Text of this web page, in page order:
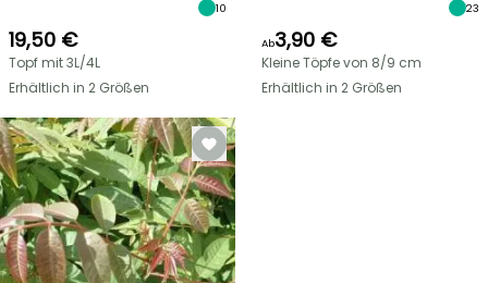
10
19,50 €
Topf mit 3L/4L
Erhältlich in 2 Größen
23
Ab3,90 €
Kleine Töpfe von 8/9 cm
Erhältlich in 2 Größen